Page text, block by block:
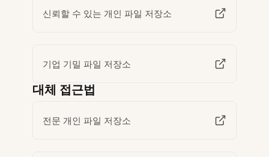
신뢰할 수 있는 개인 파일 저장소
기업 기밀 파일 저장소
대체 접근법
전문 개인 파일 저장소